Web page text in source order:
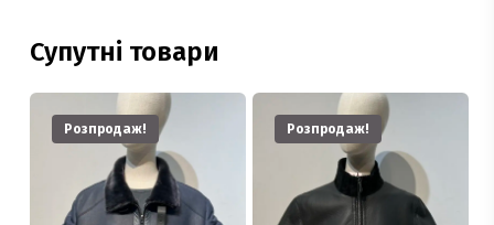
Супутні товари
Розпродаж! Розпродаж!